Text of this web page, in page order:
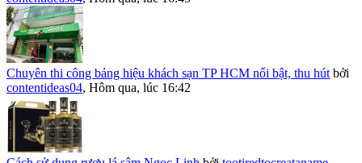
Chuyên thi công bảng hiệu khách sạn TP HCM nổi bật, thu hút bởi
contentideas04, Hôm qua, lúc 16:42